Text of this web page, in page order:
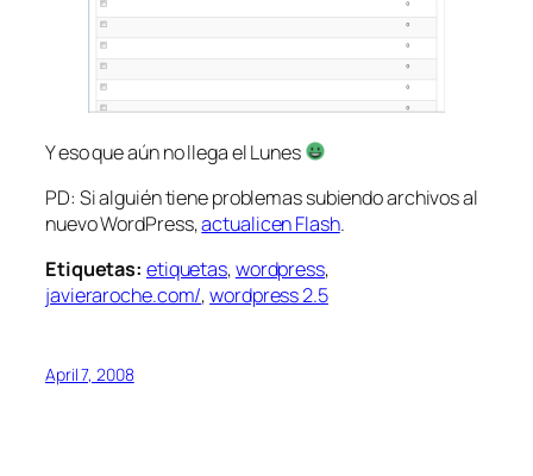
Y eso que aún no llega el Lunes
PD: Si alguién tiene problemas subiendo archivos al
nuevo WordPress,actualicen Flash.
Etiquetas: etiquetas,wordpress,
javieraroche.com/,wordpress 2.5
April 7, 2008